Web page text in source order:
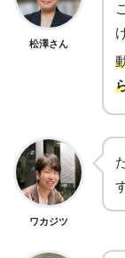
松澤さん
ワカジツ